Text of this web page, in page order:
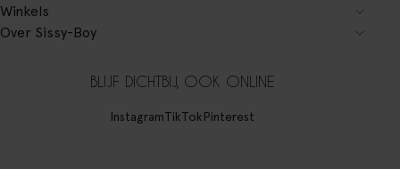
Winkels
Over Sissy-Boy
BLIJF DICHTBIJ, OOK ONLINE
InstagramTikTokPinterest